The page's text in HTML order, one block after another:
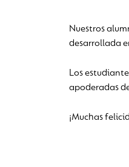
Nuestros
desarrollada
Los
apoderadas
¡Muchas